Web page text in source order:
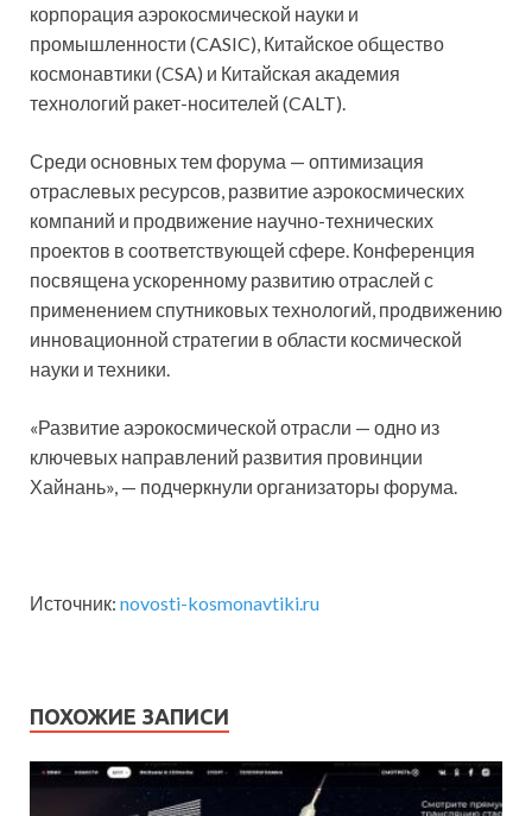
корпорация аэрокосмической науки и
промышленности (CASIC), Китайское общество
космонавтики (CSA) и Китайская академия
технологий ракет-носителей (CALT).
Среди основных тем форума — оптимизация
отраслевых ресурсов, развитие аэрокосмических
компаний и продвижение научно-технических
проектов в соответствующей сфере. Конференция
посвящена ускоренному развитию отраслей с
применением спутниковых технологий, продвижению
инновационной стратегии в области космической
науки и техники.
«Развитие аэрокосмической отрасли — одно из
ключевых направлений развития провинции
Хайнань», — подчеркнули организаторы форума.
Источник: novosti-kosmonavtiki.ru
ПОХОЖИЕ ЗАПИСИ